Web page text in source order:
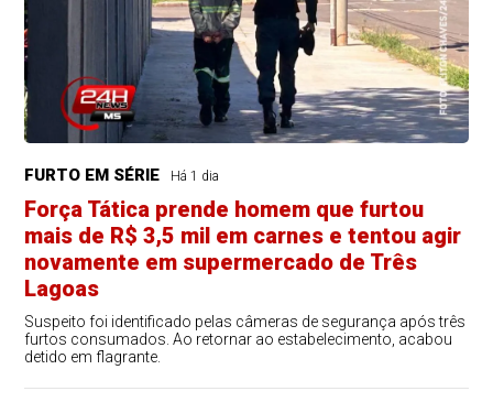
FURTO EM SÉRIE Há 1 dia
Força Tática prende homem que furtou
mais de R$ 3,5 mil em carnes e tentou agir
novamente em supermercado de Três
Lagoas
Suspeito foi identificado pelas câmeras de segurança após três
furtos consumados. Ao retornar ao estabelecimento, acabou
detido em flagrante.